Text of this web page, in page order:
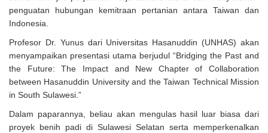
penguatan hubungan kemitraan pertanian antara Taiwan dan
Indonesia.
Profesor Dr. Yunus dari Universitas Hasanuddin (UNHAS) akan
menyampaikan presentasi utama berjudul “Bridging the Past and
the Future: The Impact and New Chapter of Collaboration
between Hasanuddin University and the Taiwan Technical Mission
in South Sulawesi.”
Dalam paparannya, beliau akan mengulas hasil luar biasa dari
proyek benih padi di Sulawesi Selatan serta memperkenalkan